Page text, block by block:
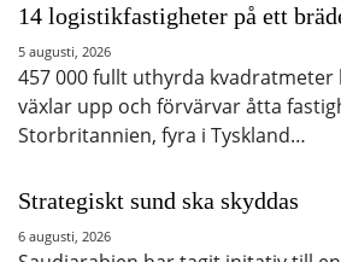
14 logistikfastigheter på ett
5 augusti, 2026
457 000 fullt uthyrda kvadratmeter
växlar upp och förvärvar åtta
Storbritannien, fyra i Tyskland…
Strategiskt sund ska skyddas
6 augusti, 2026